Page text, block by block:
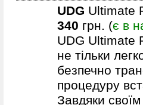
UDG Ultimate
340 грн. (є в
UDG Ultimate
не тільки
безпечно
процедуру
Завдяки